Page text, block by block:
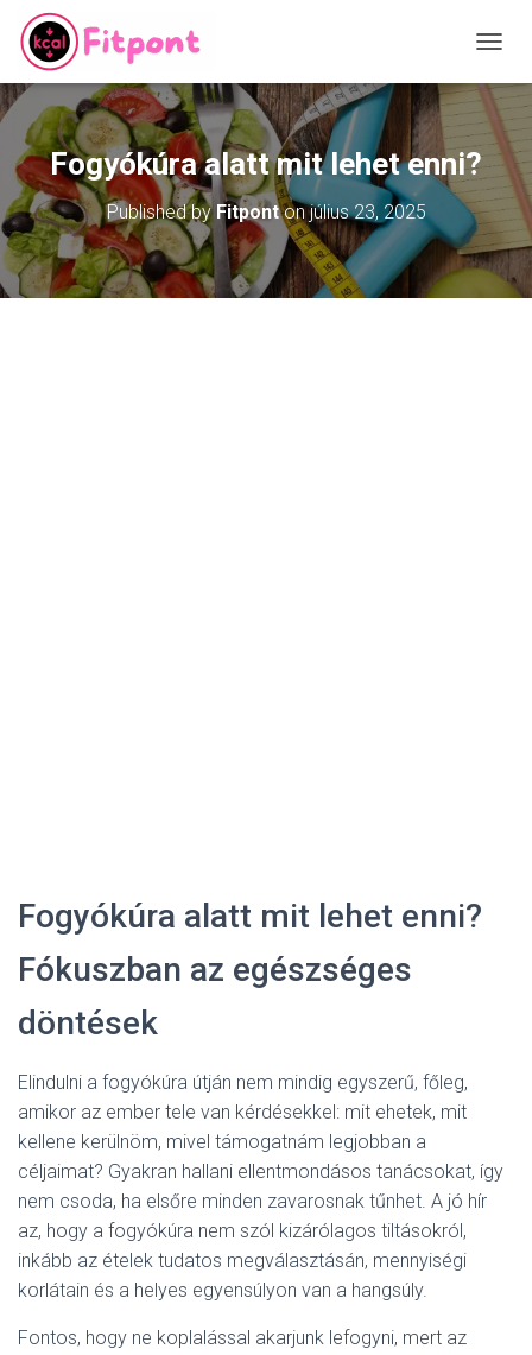
O
G
L
N
I
Fogyókúra alatt mit lehet enni?
Published byFitpontonjúlius 23, 2025
Fogyókúra alatt mit lehet enni?
Fókuszban az egészséges
döntések
Elindulni a fogyókúra útján nem mindig egyszerű, főleg,
amikor az ember tele van kérdésekkel: mit ehetek, mit
kellene kerülnöm, mivel támogatnám legjobban a
céljaimat? Gyakran hallani ellentmondásos tanácsokat, így
nem csoda, ha elsőre minden zavarosnak tűnhet. A jó hír
az, hogy a fogyókúra nem szól kizárólagos tiltásokról,
inkább az ételek tudatos megválasztásán, mennyiségi
korlátain és a helyes egyensúlyon van a hangsúly.
Fontos, hogy ne koplalással akarjunk lefogyni, mert az